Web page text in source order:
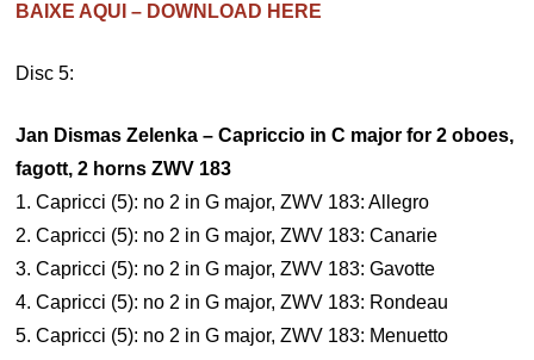
BAIXE AQUI – DOWNLOAD HERE
Disc 5:
Jan Dismas Zelenka – Capriccio in C major for 2 oboes,
fagott, 2 horns ZWV 183
1. Capricci (5): no 2 in G major, ZWV 183: Allegro
2. Capricci (5): no 2 in G major, ZWV 183: Canarie
3. Capricci (5): no 2 in G major, ZWV 183: Gavotte
4. Capricci (5): no 2 in G major, ZWV 183: Rondeau
5. Capricci (5): no 2 in G major, ZWV 183: Menuetto